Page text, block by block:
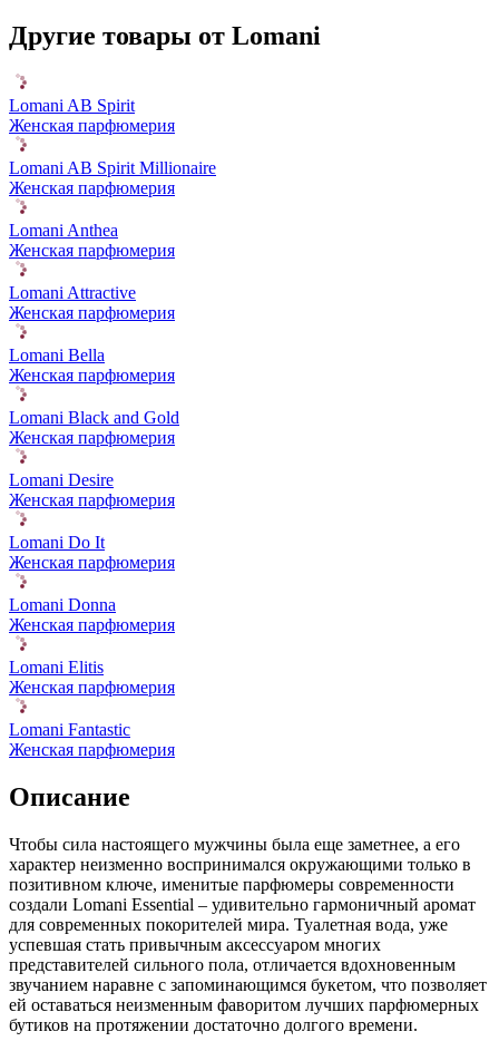
Другие товары от Lomani
Lomani AB Spirit
Женская парфюмерия
Lomani AB Spirit Millionaire
Женская парфюмерия
Lomani Anthea
Женская парфюмерия
Lomani Attractive
Женская парфюмерия
Lomani Bella
Женская парфюмерия
Lomani Black and Gold
Женская парфюмерия
Lomani Desire
Женская парфюмерия
Lomani Do It
Женская парфюмерия
Lomani Donna
Женская парфюмерия
Lomani Elitis
Женская парфюмерия
Lomani Fantastic
Женская парфюмерия
Описание
Чтобы сила настоящего мужчины была еще заметнее, а его
характер неизменно воспринимался окружающими только в
позитивном ключе, именитые парфюмеры современности
создали Lomani Essential – удивительно гармоничный аромат
для современных покорителей мира. Туалетная вода, уже
успевшая стать привычным аксессуаром многих
представителей сильного пола, отличается вдохновенным
звучанием наравне с запоминающимся букетом, что позволяет
ей оставаться неизменным фаворитом лучших парфюмерных
бутиков на протяжении достаточно долгого времени.